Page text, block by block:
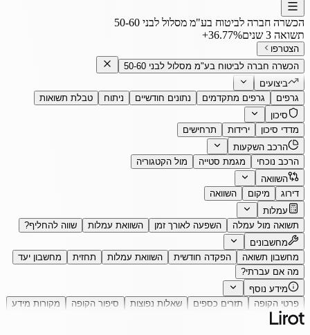
הכשרה חברה לביטוח בע"מ מסלול לבני 50-60
תשואה 3 שנים
‎+36.77%
הצטרפו
הכשרה חברה לביטוח בע"מ מסלול לבני 50-60
ביצועים
גרפים
גרפים מתקדמים נתונים חודשיים ניתוח
טבלת תשואות
סיכון
מדדי סיכון
ירידות
תרחישים
הרכב השקעות
הרכב נוכחי
מגמת סטייה
מול הקטגוריה
השוואה
דירוג
מיקום
השוואה
עמלות
תשואה מול עמלה
השפעה לאורך זמן השוואת עמלות
שווה להחליף?
מחשבונים
מחשבון תשואה
הפקדה חודשית השוואת עמלות תחזית
מחשבון יעד
מה אם עברתי?
מידע נוסף
פרטי הקופה
תזרים כספים שאלות נפוצות סיפור הקופה מקורות מידע